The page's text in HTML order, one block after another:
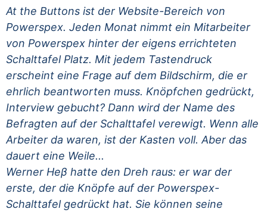
At the Buttons ist der Website-Bereich von
Powerspex. Jeden Monat nimmt ein Mitarbeiter
von Powerspex hinter der eigens errichteten
Schalttafel Platz. Mit jedem Tastendruck
erscheint eine Frage auf dem Bildschirm, die er
ehrlich beantworten muss. Knöpfchen gedrückt,
Interview gebucht? Dann wird der Name des
Befragten auf der Schalttafel verewigt. Wenn alle
Arbeiter da waren, ist der Kasten voll. Aber das
dauert eine Weile...
Werner Heβ hatte den Dreh raus: er war der
erste, der die Knöpfe auf der Powerspex-
Schalttafel gedrückt hat. Sie können seine